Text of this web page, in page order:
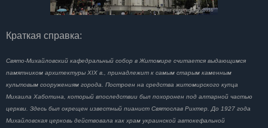
Краткая справка:
Свято-Михайловский кафедральный собор в Житомире считается выдающимся
памятником архитектуры XIX в., принадлежит к самым старым каменным
культовым сооружениям города. Построен на средства житомирского купца
Михаила Хаботина, который впоследствии был похоронен под алтарной частью
церкви. Здесь был окрещен известный пианист Святослав Рихтер. До 1927 года
Михайловская церковь действовала как храм украинской автокефальной